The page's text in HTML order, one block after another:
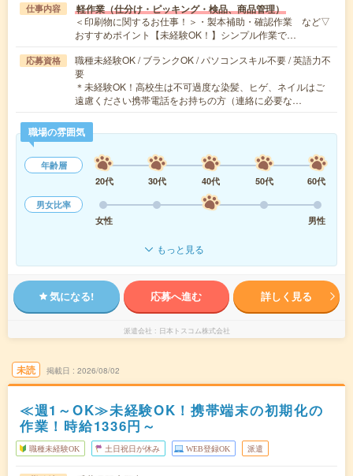
仕事内容 軽作業（仕分け・ピッキング・検品、商品管理）
＜印刷物に関するお仕事！＞・製本補助・確認作業 など▽
おすすめポイント【未経験OK！】シンプル作業で…
応募資格
職種未経験OK / ブランクOK / パソコンスキル不要 / 英語力不
要
＊未経験OK！高校生は不可過度な染髪、ヒゲ、ネイルはご
遠慮ください携帯電話をお持ちの方（連絡に必要な…
職場の雰囲気
年齢層
20代
30代 40代 50代
60代
男女比率
女性
男性
もっと見る
気になる! 応募へ進む 詳しく見る
派遣会社 日本トスコム株式会社
未読 掲載日 2026/08/02
≪週1～OK≫未経験OK！携帯端末の初期化の
作業！時給1336円～
職種未経験OK 土日祝日が休み WEB登録OK 派遣